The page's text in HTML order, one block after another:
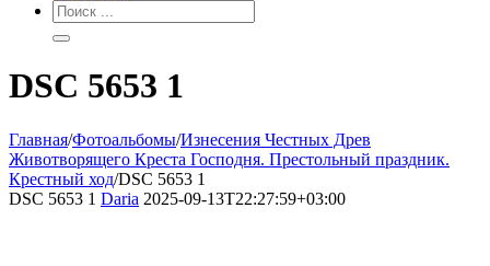
DSC 5653 1
Главная/Фотоальбомы/Изнесения Честных Древ
Животворящего Креста Господня. Престольный праздник.
Крестный ход/DSC 5653 1
DSC 5653 1 Daria 2025-09-13T22:27:59+03:00